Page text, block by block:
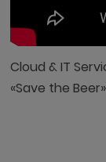
Cloud & IT
«Save the